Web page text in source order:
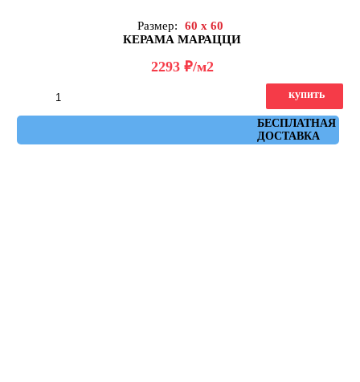
Размер:
60 x 60
КЕРАМА МАРАЦЦИ
2293 д/м2
БЕСПЛАТНАЯ
ДОСТАВКА
купить